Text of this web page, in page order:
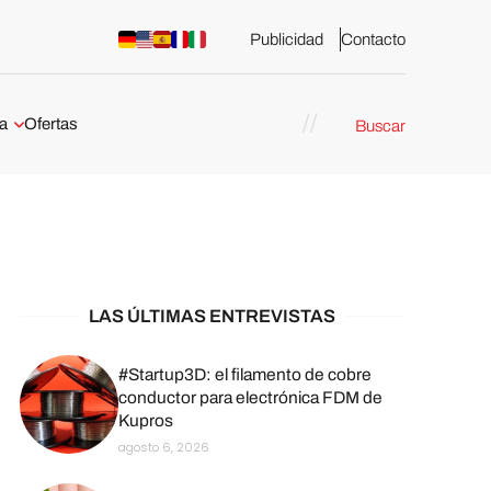
Publicidad Contacto
y
3D en
Ofertas Buscar
LAS ÚLTIMAS ENTREVISTAS
#Startup3D: el filamento de cobre
conductor para electrónica FDM de
Kupros
agosto 6, 2026